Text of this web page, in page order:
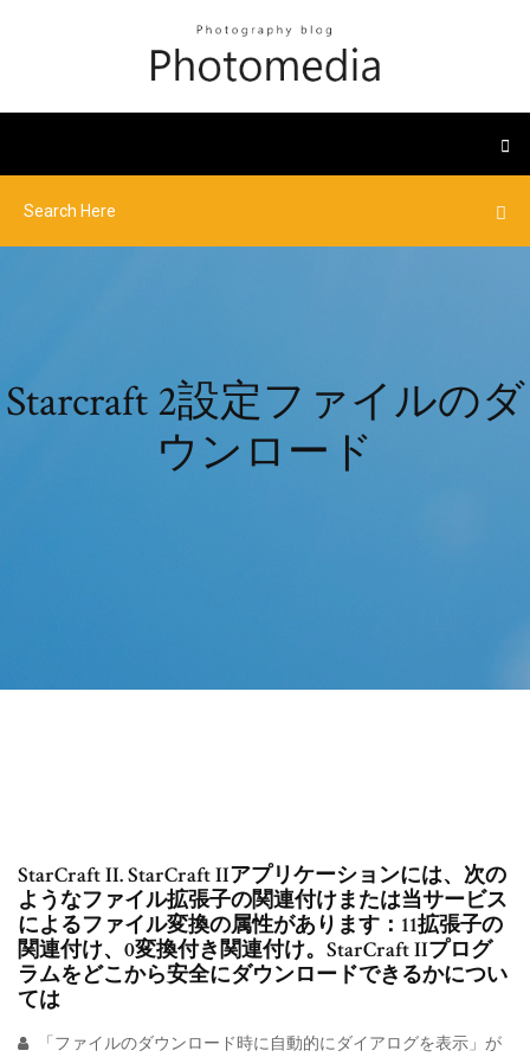
Starcraft 2設定ファイルのダ
ウンロード
StarCraft II. StarCraft IIアプリケーションには、次の
ようなファイル拡張子の関連付けまたは当サービス
によるファイル変換の属性があります：11拡張子の
関連付け、0変換付き関連付け。StarCraft IIプログ
ラムをどこから安全にダウンロードできるかについ
ては
「ファイルのダウンロード時に自動的にダイアログを表示」が